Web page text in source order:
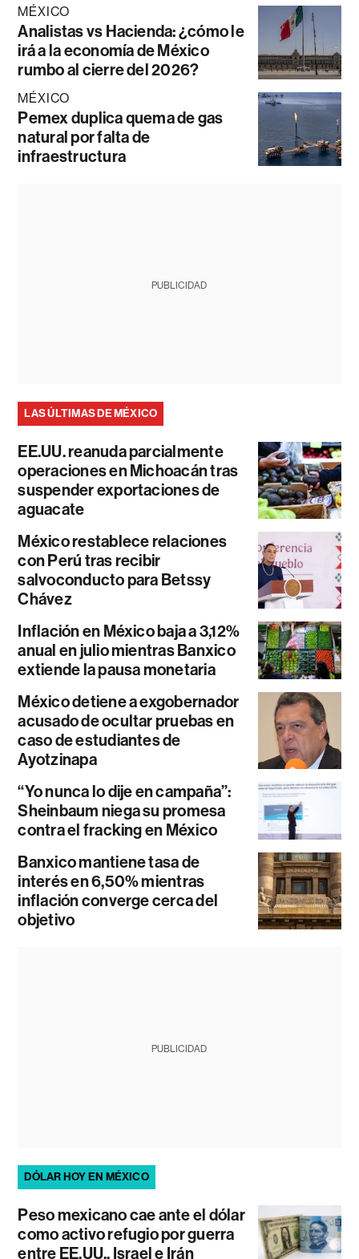
MÉXICO
Analistas vs Hacienda: ¿cómo le
irá a la economía de México
rumbo al cierre del 2026?
MÉXICO
Pemex duplica quema de gas
natural por falta de
infraestructura
PUBLICIDAD
LAS ÚLTIMAS DE MÉXICO
EE.UU. reanuda parcialmente
operaciones en Michoacán tras
suspender exportaciones de
aguacate
México restablece relaciones
con Perú tras recibir
salvoconducto para Betssy
Chávez
Inflación en México baja a 3,12%
anual en julio mientras Banxico
extiende la pausa monetaria
México detiene a exgobernador
acusado de ocultar pruebas en
caso de estudiantes de
Ayotzinapa
“Yo nunca lo dije en campaña”:
Sheinbaum niega su promesa
contra el fracking en México
Banxico mantiene tasa de
interés en 6,50% mientras
inflación converge cerca del
objetivo
PUBLICIDAD
DÓLAR HOY EN MÉXICO
Peso mexicano cae ante el dólar
como activo refugio por guerra
entre EE.UU., Israel e Irán